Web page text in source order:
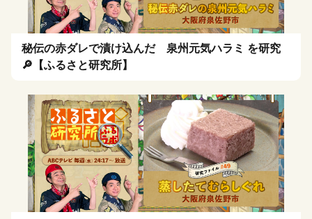
秘伝の赤ダレで漬け込んだ 泉州元気ハラミ を研究
🔎【ふるさと研究所】